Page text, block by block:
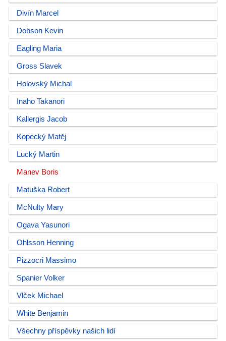
Divín Marcel
Dobson Kevin
Eagling Maria
Gross Slavek
Holovský Michal
Inaho Takanori
Kallergis Jacob
Kopecký Matěj
Lucký Martin
Manev Boris
Matuška Robert
McNulty Mary
Ogava Yasunori
Ohlsson Henning
Pizzocri Massimo
Spanier Volker
Vlček Michael
White Benjamin
Všechny příspěvky našich lidí